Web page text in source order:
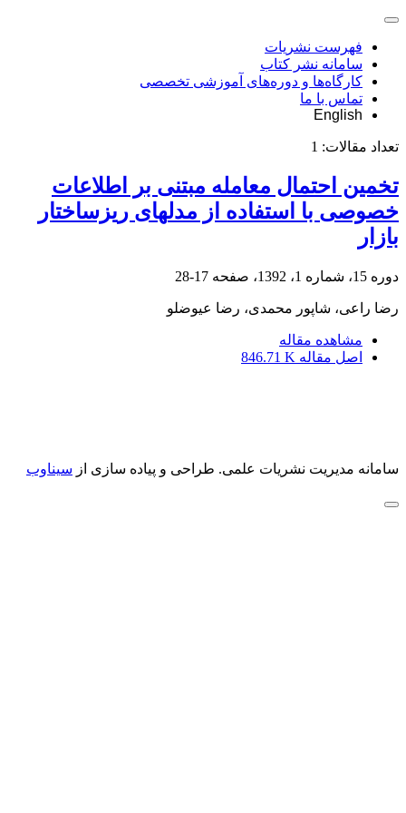
فهرست نشریات
سامانه نشر کتاب
کارگاه‌ها و دوره‌های آموزشی تخصصی
تماس با ما
English
تعداد مقالات: 1
تخمین احتمال معامله مبتنی بر اطلاعات
خصوصی با استفاده از مدل‎های ریزساختار
بازار
دوره 15، شماره 1، 1392، صفحه 17-28
رضا راعی، شاپور محمدی، رضا عیوض‎لو
مشاهده مقاله
اصل مقاله 846.71 K
سامانه مدیریت نشریات علمی. طراحی و پیاده سازی از سیناوب